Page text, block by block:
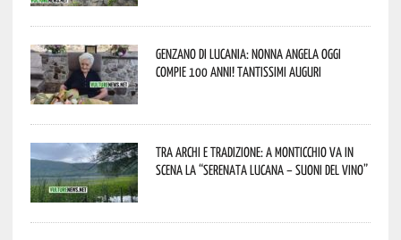
Genzano di Lucania: nonna Angela oggi
compie 100 anni! Tantissimi auguri
Tra archi e tradizione: a Monticchio va in
scena la “Serenata lucana – suoni del vino”